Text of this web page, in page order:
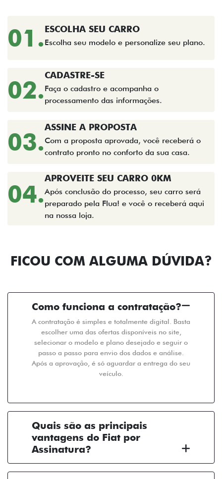
01.ESCOLHA SEU CARRO
Escolha seu modelo e personalize seu plano.
02.
CADASTRE-SE
Faça o cadastro e acompanha o
processamento das informações.
03.
ASSINE A PROPOSTA
Com a proposta aprovada, você receberá o
contrato pronto no conforto da sua casa.
04.
APROVEITE SEU CARRO 0KM
Após conclusão do processo, seu carro será
preparado pela Flua! e você o receberá aqui
na nossa loja.
FICOU COM ALGUMA DÚVIDA?
Como funciona a contratação?
A contratação é simples e totalmente digital. Basta
escolher uma das ofertas disponíveis no site,
selecionar o modelo e plano desejado e seguir o
passo a passo para envio dos dados e análise.
Após a aprovação, é só aguardar a entrega do seu
veículo.
Quais são as principais
vantagens do Fiat por
Assinatura?